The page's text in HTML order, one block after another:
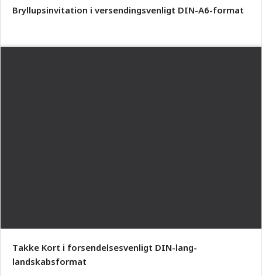
Bryllupsinvitation i versendingsvenligt DIN-A6-format
Takke Kort i forsendelsesvenligt DIN-lang-
landskabsformat